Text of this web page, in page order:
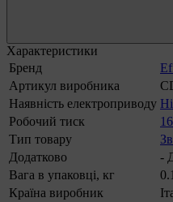
Характеристики
Бренд
Артикул виробника
Наявність електроприводу Ні
Робочий тиск
Тип товару
Додатково
-
Вага в упаковці, кг
Країна виробник